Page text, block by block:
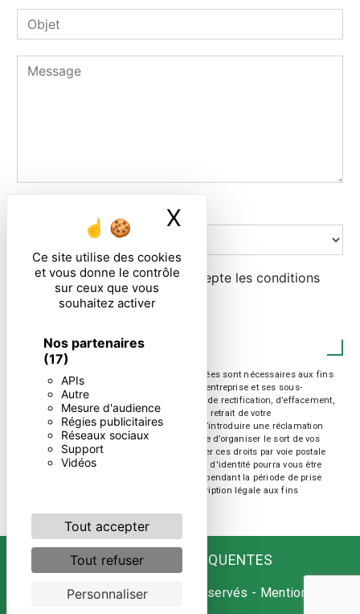
Ce site utilise des cookies
et vous donne le contrôle
sur ceux que vous
souhaitez activer
Nos partenaires
(17)
APIs
Autre
Mesure d'audience
Régies publicitaires
Réseaux sociaux
Support
Vidéos
Tout accepter
Tout refuser
Personnaliser
X Masquer le
Combien font neuf plus neuf
En cochant cette case, j'accepte les conditions
particulières ci-dessous **
** Les données personnelles communiquées sont nécessaires aux fins
de vous contacter. Elles sont destinées à l'entreprise et ses sous-
traitants. Vous disposez de droits d’accès, de rectification, d’effacement,
de portabilité, de limitation, d’opposition, de retrait de votre
consentement à tout moment et du droit d’introduire une réclamation
auprès d’une autorité de contrôle, ainsi que d’organiser le sort de vos
données post-mortem. Vous pouvez exercer ces droits par voie postale
ou par courrier électronique. Un justificatif d'identité pourra vous être
demandé. Nous conservons vos données pendant la période de prise
de contact puis pendant la durée de prescription légale aux fins
RECHERCHES FRÉQUENTES
Vistalid- 2026 - Tous droits réservés - Mentions